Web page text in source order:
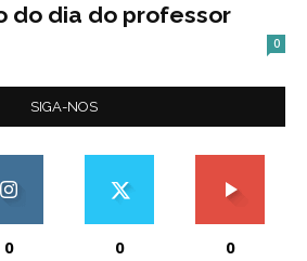
do dia do professor
0
SIGA-NOS
0 0 0